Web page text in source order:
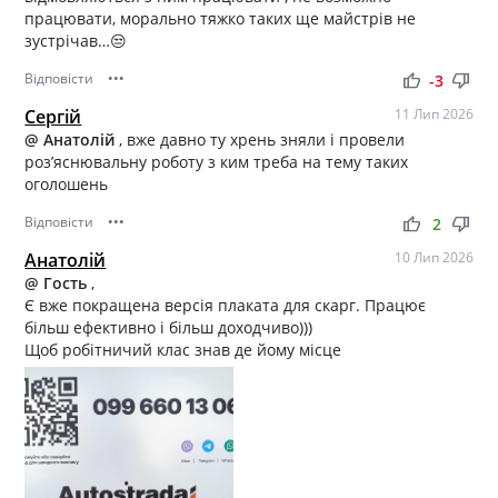
працювати, морально тяжко таких ще майстрів не
зустрічав…😒
Відповісти ••• thumb_up thumb_down
-3
Сергій 11 Лип 2026
@ Анатолій, вже давно ту хрень зняли і провели
роз’яснювальну роботу з ким треба на тему таких
оголошень
Відповісти ••• thumb_up thumb_down
2
Анатолій 10 Лип 2026
@ Гость,
Є вже покращена версія плаката для скарг. Працює
більш ефективно і більш доходчиво)))
Щоб робітничий клас знав де йому місце